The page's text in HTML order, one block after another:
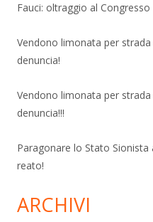
Fauci: oltraggio al Congresso
Vendono limonata per
denuncia!
Vendono limonata per
denuncia!!!
Paragonare lo Stato
reato!
ARCHIVI